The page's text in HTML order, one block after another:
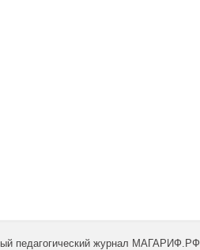
педагогический журнал МАГАРИФ.РФ